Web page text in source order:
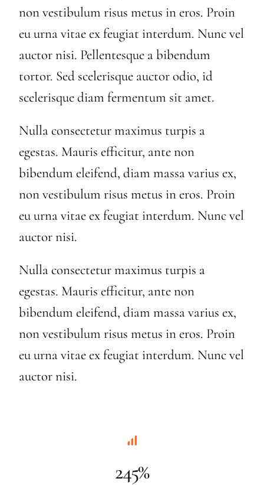
non vestibulum risus metus in eros. Proin
eu urna vitae ex feugiat interdum. Nunc vel
auctor nisi. Pellentesque a bibendum
tortor. Sed scelerisque auctor odio, id
scelerisque diam fermentum sit amet.
Nulla consectetur maximus turpis a
egestas. Mauris efficitur, ante non
bibendum eleifend, diam massa varius ex,
non vestibulum risus metus in eros. Proin
eu urna vitae ex feugiat interdum. Nunc vel
auctor nisi.
Nulla consectetur maximus turpis a
egestas. Mauris efficitur, ante non
bibendum eleifend, diam massa varius ex,
non vestibulum risus metus in eros. Proin
eu urna vitae ex feugiat interdum. Nunc vel
auctor nisi.
245%